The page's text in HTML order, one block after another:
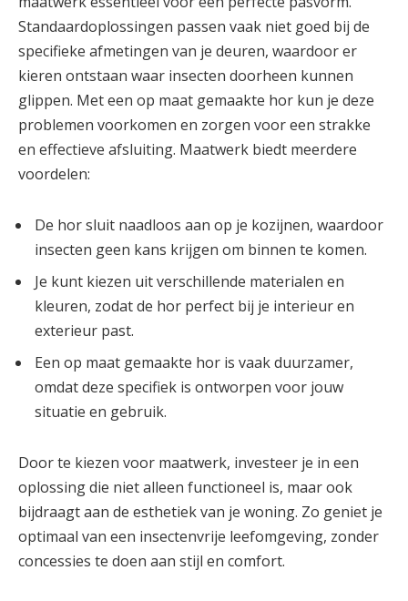
Standaardoplossingen passen vaak niet goed bij de
specifieke afmetingen van je deuren, waardoor er
kieren ontstaan waar insecten doorheen kunnen
glippen. Met een op maat gemaakte hor kun je deze
problemen voorkomen en zorgen voor een strakke
en effectieve afsluiting. Maatwerk biedt meerdere
voordelen:
De hor sluit naadloos aan op je kozijnen, waardoor
insecten geen kans krijgen om binnen te komen.
Je kunt kiezen uit verschillende materialen en
kleuren, zodat de hor perfect bij je interieur en
exterieur past.
Een op maat gemaakte hor is vaak duurzamer,
omdat deze specifiek is ontworpen voor jouw
situatie en gebruik.
Door te kiezen voor maatwerk, investeer je in een
oplossing die niet alleen functioneel is, maar ook
bijdraagt aan de esthetiek van je woning. Zo geniet je
optimaal van een insectenvrije leefomgeving, zonder
concessies te doen aan stijl en comfort.